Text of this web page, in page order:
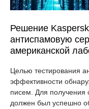
Решение
антиспамовую
американской
Целью тестирования
эффективности
писем. Для получения
должен был успешно